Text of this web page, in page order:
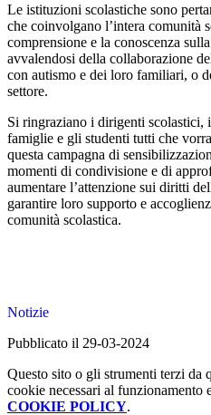
Le istituzioni scolastiche sono
che coinvolgano l’intera comunità
comprensione e la conoscenza
avvalendosi della collaborazione
con autismo e dei loro familiari, o
settore.
Si ringraziano i dirigenti scolastici,
famiglie e gli studenti tutti che
questa campagna di
momenti di condivisione e di
aumentare l’attenzione sui diritti
garantire loro supporto e
comunità scolastica.
Notizie
Pubblicato il 29-03-2024
Questo sito o gli strumenti terzi da
cookie necessari al
COOKIE POLICY.